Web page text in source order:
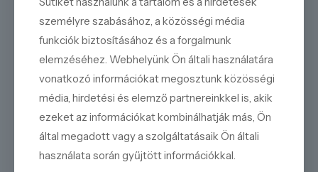
ropogóssal készül a frissítő élményért.
Elegáns megjelenés:A fehér krém és a sötét
piskóta kontrasztja.
Különleges ízkombináció textúrával:Tökéletes
választás a megszokottól eltérő, izgalmas desszertre
vágyóknak.
Kóstolja meg citromtortánkat citromos ropogóssal, és
élvezze a csokoládé mélységének, a citrom frissességének
és a ropogós textúrának az izgalmas találkozását! Rendelje
személyre szabásához, a közösségi média
funkciók biztosításához és a forgalmunk
elemzéséhez. Webhelyünk Ön általi használatára
vonatkozó információkat megosztunk közösségi
média, hirdetési és elemző partnereinkkel is, akik
ezeket az információkat kombinálhatják más, Ön
által megadott vagy a szolgáltatásaik Ön általi
használata során gyűjtött információkkal.